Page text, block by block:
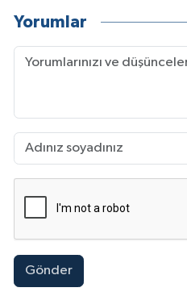
Yorumlar
Gönder